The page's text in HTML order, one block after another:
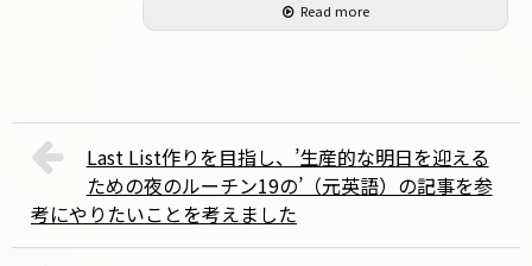
Read more
Last List作りを目指し、’生産的な明日を迎える
ための夜のルーチン19の’（元英語）の記事を参
考にやりたいことを考えました